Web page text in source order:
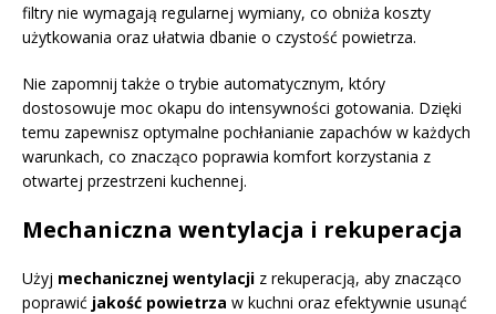
filtry nie wymagają regularnej wymiany, co obniża koszty
użytkowania oraz ułatwia dbanie o czystość powietrza.
Nie zapomnij także o trybie automatycznym, który
dostosowuje moc okapu do intensywności gotowania. Dzięki
temu zapewnisz optymalne pochłanianie zapachów w każdych
warunkach, co znacząco poprawia komfort korzystania z
otwartej przestrzeni kuchennej.
Mechaniczna wentylacja i rekuperacja
Użyj mechanicznej wentylacji z rekuperacją, aby znacząco
poprawić jakość powietrza w kuchni oraz efektywnie usunąć